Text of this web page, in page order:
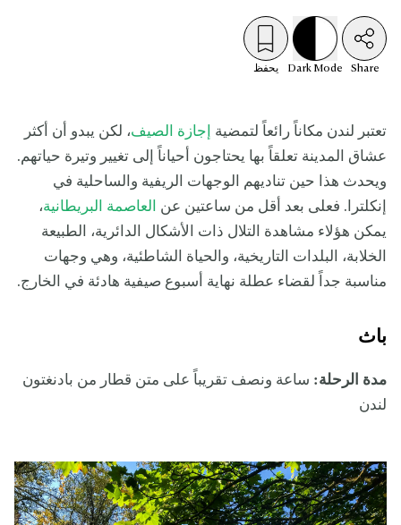
Share
Dark Mode يحفظ
تعتبر لندن مكاناً رائعاً لتمضية إجازة الصيف، لكن يبدو أن أكثر
عشاق المدينة تعلقاً بها يحتاجون أحياناً إلى تغيير وتيرة حياتهم.
ويحدث هذا حين تناديهم الوجهات الريفية والساحلية في
إنكلترا. فعلى بعد أقل من ساعتين عن
العاصمة البريطانية،
يمكن هؤلاء مشاهدة التلال ذات الأشكال الدائرية، الطبيعة
الخلابة، البلدات التاريخية، والحياة الشاطئية، وهي وجهات
مناسبة جداً لقضاء عطلة نهاية أسبوع صيفية هادئة في الخارج.
باث
مدة الرحلة: ساعة ونصف تقريباً على متن قطار من بادنغتون
لندن